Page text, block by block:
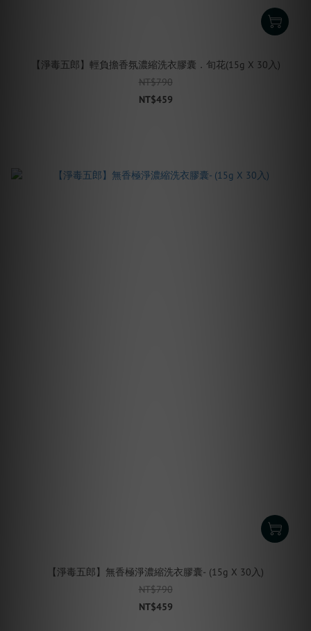
【淨毒五郎】輕負擔香氛濃縮洗衣膠囊．旬花(15g X 30入)
NT$790
NT$459
【淨毒五郎】無香極淨濃縮洗衣膠囊- (15g X 30入)
NT$790
NT$459